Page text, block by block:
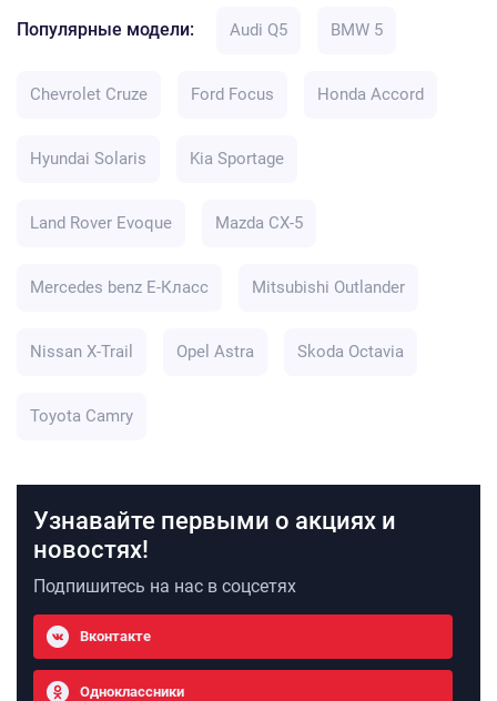
Популярные модели: Audi Q5 BMW 5
Chevrolet Cruze Ford Focus Honda Accord
Hyundai Solaris Kia Sportage
Land Rover Evoque Mazda CX-5
Mercedes benz E-Класс Mitsubishi Outlander
Nissan X-Trail Opel Astra Skoda Octavia
Toyota Camry
Узнавайте первыми о акциях и
новостях!
Подпишитесь на нас в соцсетях
Вконтакте
Одноклассники